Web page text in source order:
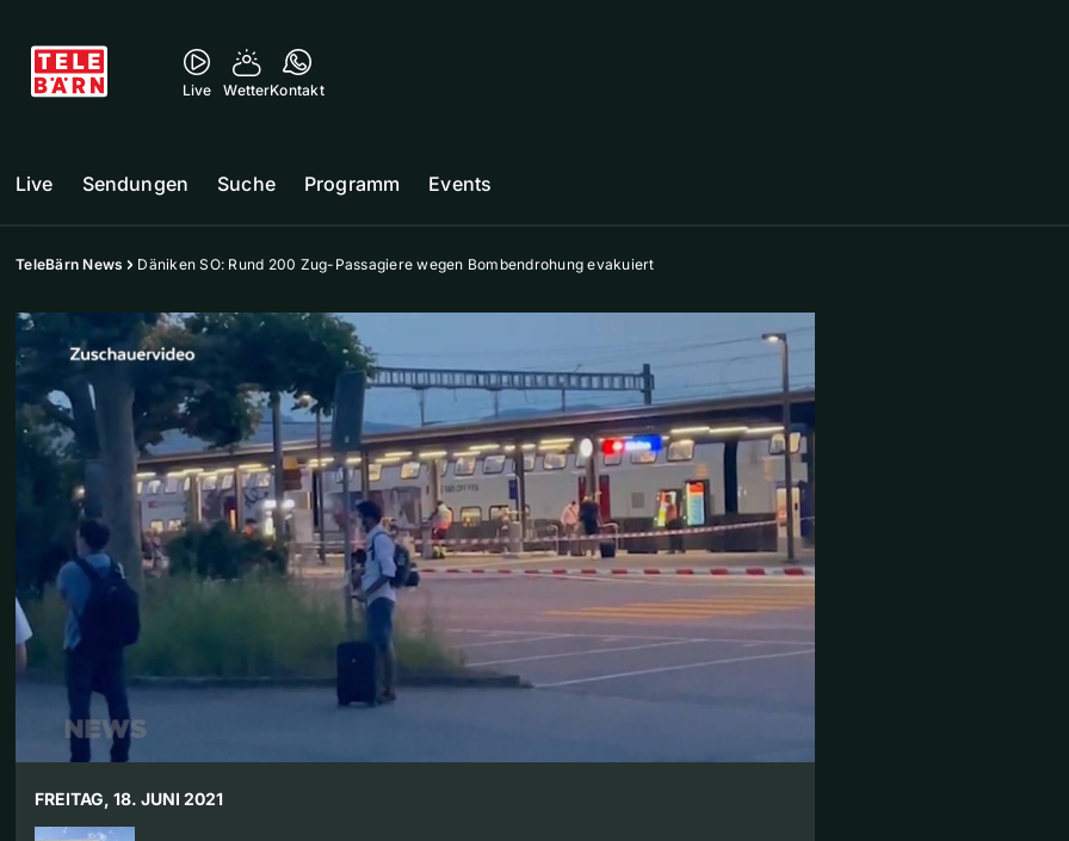
Live WetterKontakt
Live Sendungen Suche Programm Events
TeleBärn News Däniken SO: Rund 200 Zug-Passagiere wegen Bombendrohung evakuiert
FREITAG, 18. JUNI 2021